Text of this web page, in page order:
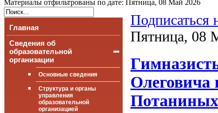
Материалы отфильтрованы по дате: Пятница, 08 Май 2026
Главная
Сведения об
образовательной
организации
Основные сведения
Структура и органы
управления
образовательной
организацией
Подписаться
Пятница, 08
Олеговича
Потаниных